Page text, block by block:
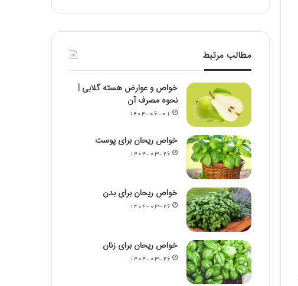
مطالب مرتبط
خواص و عوارض هسته گلابی |
نحوه مصرف آن
۱۴۰۴-۰۶-۰۱
خواص ریحان برای پوست
۱۴۰۴-۰۳-۲۶
خواص ریحان برای بدن
۱۴۰۴-۰۳-۲۶
خواص ریحان برای زنان
۱۴۰۴-۰۳-۲۶